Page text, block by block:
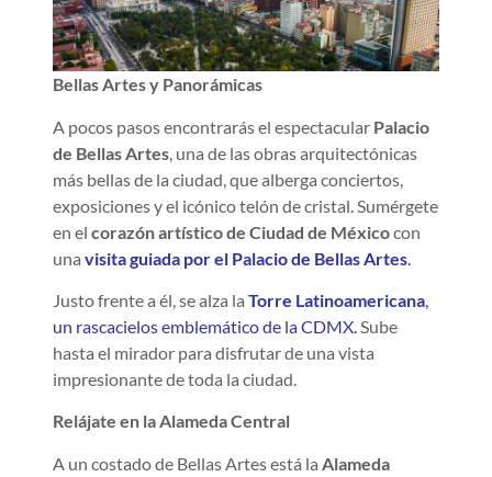
Bellas Artes y Panorámicas
A pocos pasos encontrarás el espectacular Palacio
de Bellas Artes , una de las obras arquitectónicas
más bellas de la ciudad, que alberga conciertos,
exposiciones y el icónico telón de cristal. Sumérgete
en el corazón artístico de Ciudad de Méxicocon
una visita guiada por el Palacio de Bellas Artes
Justo frente a él, se alza la Torre Latinoamericana,
un rascacielos emblemático de la CDMX.Sube
hasta el mirador para disfrutar de una vista
impresionante de toda la ciudad.
Relájate en la Alameda Central
A un costado de Bellas Artes está la Alameda